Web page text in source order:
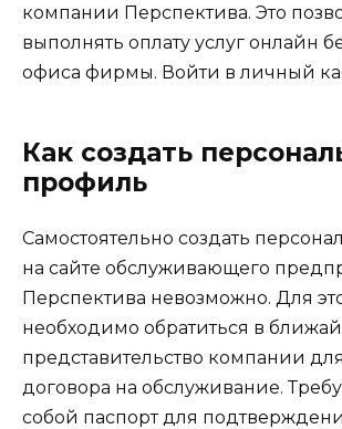
компании Перспектива. Это
выполнять оплату услуг онлайн
офиса фирмы. Войти в личный
Как создать
профиль
Самостоятельно создать
на сайте обслуживающего
Перспектива невозможно. Для
необходимо обратиться в
представительство компании
договора на обслуживание.
собой паспорт для